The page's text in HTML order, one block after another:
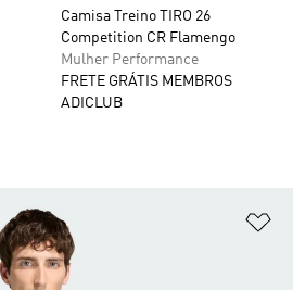
Camisa Treino TIRO 26
Competition CR Flamengo
Mulher Performance
FRETE GRÁTIS MEMBROS
ADICLUB